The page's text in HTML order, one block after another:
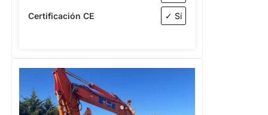
Certificación CE ✓ Sí